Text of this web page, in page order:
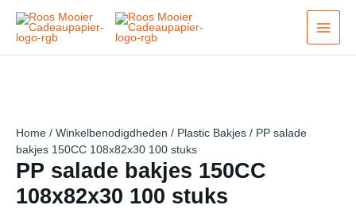
naar
inhoud
Home / Winkelbenodigdheden / Plastic Bakjes / PP salade
bakjes 150CC 108x82x30 100 stuks
PP salade bakjes 150CC
108x82x30 100 stuks